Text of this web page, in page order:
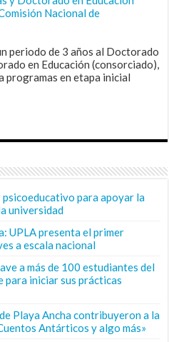
Nacional de
periodo de 3 años al Doctorado
en Educación (consorciado),
programas en etapa inicial
para apoyar la
universidad
UPLA presenta el primer
a escala nacional
a más de 100 estudiantes del
para iniciar sus prácticas
Playa Ancha contribuyeron a la
Antárticos y algo más»